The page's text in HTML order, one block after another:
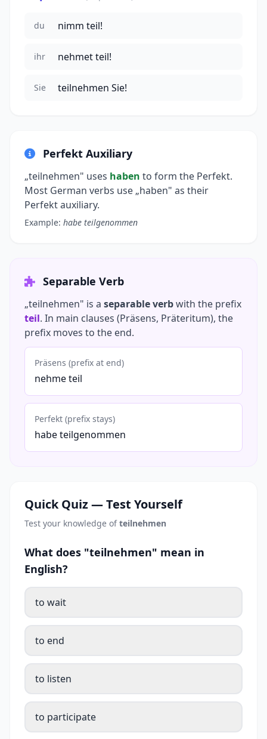
du nimm teil!
ihr nehmet teil!
Sie teilnehmen Sie!
Perfekt Auxiliary
„teilnehmen" uses haben to form the Perfekt.
Most German verbs use „haben" as their
Perfekt auxiliary.
Example: habe teilgenommen
Separable Verb
„teilnehmen" is a separable verbwith the prefix
teil. In main clauses (Präsens, Präteritum), the
prefix moves to the end.
Präsens (prefix at end)
nehme teil
Perfekt (prefix stays)
habe teilgenommen
Quick Quiz — Test Yourself
Test your knowledge ofteilnehmen
What does "teilnehmen" mean in
English?
to wait
to end
to listen
to participate